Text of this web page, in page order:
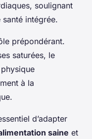
soulignant
santé intégrée.
prépondérant.
saturées, le
à la
d’adapter
saine et